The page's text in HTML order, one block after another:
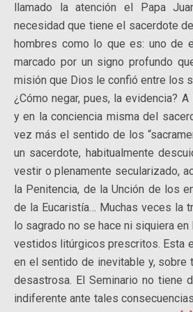
llamado la atención el Papa
necesidad que tiene el sacerdote
hombres como lo que es: uno de
marcado por un signo profundo
misión que Dios le confió entre los
¿Cómo negar, pues, la evidencia?
y en la conciencia misma del
vez más el sentido de los
un sacerdote, habitualmente
vestir o plenamente secularizado,
la Penitencia, de la Unción de los
de la Eucaristía… Muchas veces la
lo sagrado no se hace ni siquiera
vestidos litúrgicos prescritos. Esta
en el sentido de inevitable y, sobre
desastrosa. El Seminario no tiene
indiferente ante tales